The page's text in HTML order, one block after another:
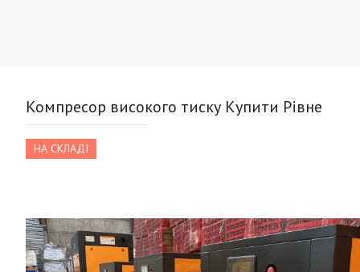
Компресор високого тиску Купити Рівне
НА СКЛАДІ